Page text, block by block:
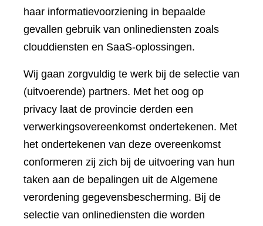
haar informatievoorziening in bepaalde
gevallen gebruik van onlinediensten zoals
clouddiensten en SaaS-oplossingen.
Wij gaan zorgvuldig te werk bij de selectie van
(uitvoerende) partners. Met het oog op
privacy laat de provincie derden een
verwerkingsovereenkomst ondertekenen. Met
het ondertekenen van deze overeenkomst
conformeren zij zich bij de uitvoering van hun
taken aan de bepalingen uit de Algemene
verordening gegevensbescherming. Bij de
selectie van onlinediensten die worden